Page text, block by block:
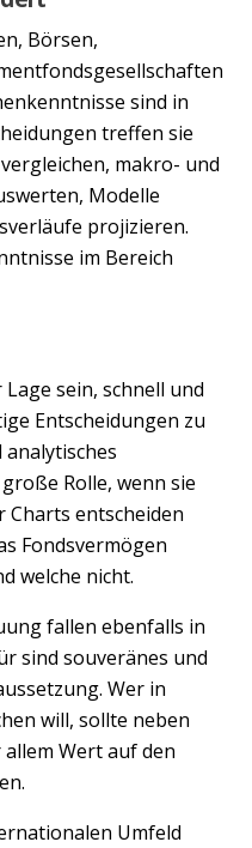
Börsen,
sind in
treffen sie
makro- und
Modelle
projizieren.
im Bereich
sein, schnell und
Entscheidungen zu
Rolle, wenn sie
Charts entscheiden
Fondsvermögen
welche nicht.
fallen ebenfalls in
sind souveränes und
Wer in
will, sollte neben
Wert auf den
Umfeld